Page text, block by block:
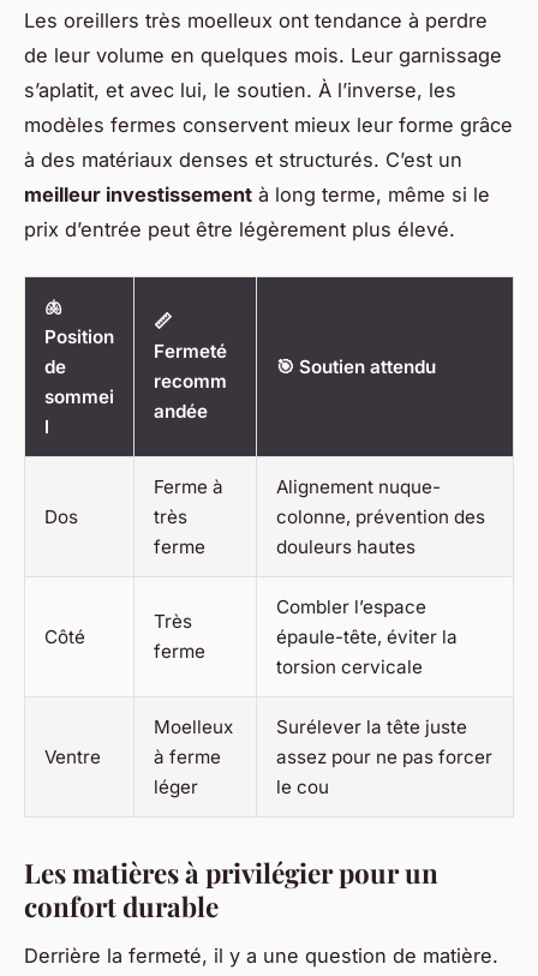
Les oreillers très moelleux ont tendance à perdre
de leur volume en quelques mois. Leur garnissage
s’aplatit, et avec lui, le soutien. À l’inverse, les
modèles fermes conservent mieux leur forme grâce
à des matériaux denses et structurés. C’est un
meilleur investissement à long terme, même si le
prix d’entrée peut être légèrement plus élevé.
🫁
Position
de
sommei
l
📏
Fermeté
recomm
andée
🎯 Soutien attendu
Dos
Ferme à
très
ferme
Alignement nuque-
colonne, prévention des
douleurs hautes
Côté
Très
ferme
Combler l’espace
épaule-tête, éviter la
torsion cervicale
Ventre
Moelleux
à ferme
léger
Surélever la tête juste
assez pour ne pas forcer
le cou
Les matières à privilégier pour un
confort durable
Derrière la fermeté, il y a une question de matière.